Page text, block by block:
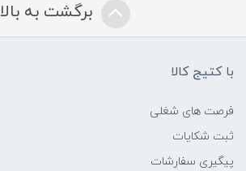
برگشت به بالا
با کتیج کالا
فرصت های شغلی
ثبت شکایات
پیگیری سفارشات